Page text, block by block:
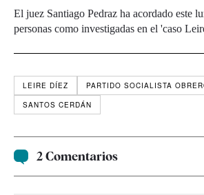
El juez Santiago Pedraz ha acordado este
personas como investigadas en el 'caso
LEIRE DÍEZ
PARTIDO SOCIALISTA
SANTOS CERDÁN
2 Comentarios